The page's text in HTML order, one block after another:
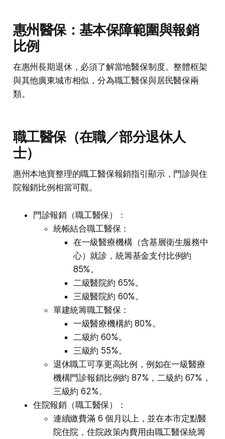
惠州醫保：基本保障範圍與報銷
比例
在惠州長期退休，必須了解當地醫保制度。整體框架
與其他廣東城市相似，分為職工醫保與居民醫保兩
類。
職工醫保（在職／部分退休人
士）
惠州本地寶整理的職工醫保報銷指引顯示，門診與住
院報銷比例相當可觀。
門診報銷（職工醫保）：
統帳結合職工醫保：
在一級醫療機構（含基層衛生服務中
心）就診，統籌基金支付比例約
85%。
二級醫院約 65%。
三級醫院約 60%。
單建統籌職工醫保：
一級醫療機構約 80%。
二級約 60%。
三級約 55%。
退休職工可享更高比例，例如在一級醫療
機構門診報銷比例約 87%，二級約 67%，
三級約 62%。
住院報銷（職工醫保）：
連續繳費滿 6 個月以上，並在本市定點醫
院住院，住院政策內費用由職工醫保統籌